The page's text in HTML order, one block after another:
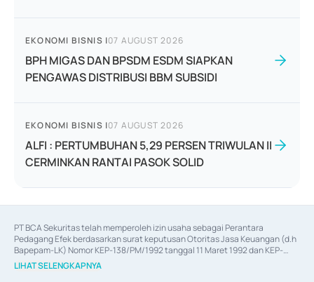
EKONOMI BISNIS |07 AUGUST 2026
BPH MIGAS DAN BPSDM ESDM SIAPKAN
PENGAWAS DISTRIBUSI BBM SUBSIDI
EKONOMI BISNIS |07 AUGUST 2026
ALFI : PERTUMBUHAN 5,29 PERSEN TRIWULAN II
CERMINKAN RANTAI PASOK SOLID
PT BCA Sekuritas telah memperoleh izin usaha sebagai Perantara
Pedagang Efek berdasarkan surat keputusan Otoritas Jasa Keuangan (d.h
Bapepam-LK) Nomor KEP-138/PM/1992 tanggal 11 Maret 1992 dan KEP-
06/D.04/2014 tanggal 28 Februari 2014, izin usaha sebagai Penjamin Emisi
Efek berdasarkan surat keputusan Otoritas Jasa Keuangan Nomor KEP-
LIHAT SELENGKAPNYA